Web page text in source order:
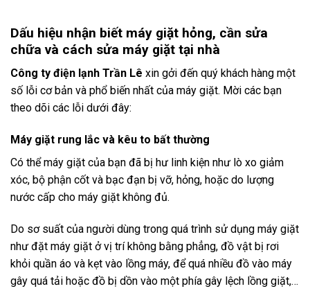
Dấu hiệu nhận biết máy giặt hỏng, cần sửa
chữa và cách sửa máy giặt tại nhà
Công ty điện lạnh Trần Lê xin gởi đến quý khách hàng một
số lỗi cơ bản và phổ biến nhất của máy giặt. Mời các bạn
theo dõi các lỗi dưới đây:
Máy giặt rung lắc và kêu to bất thường
Có thể máy giặt của bạn đã bị hư linh kiện như lò xo giảm
xóc, bộ phận cốt và bạc đạn bị vỡ, hỏng, hoặc do lượng
nước cấp cho máy giặt không đủ.
Do sơ suất của người dùng trong quá trình sử dụng máy giặt
như đặt máy giặt ở vị trí không bằng phẳng, đồ vật bị rơi
khỏi quần áo và kẹt vào lồng máy, để quá nhiều đồ vào máy
gây quá tải hoặc đồ bị dồn vào một phía gây lệch lồng giặt,…